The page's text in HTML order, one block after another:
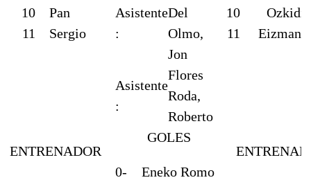
10
Pan
11
Sergio
Asistente
:
Del
Olmo,
Jon
Asistente
:
Flores
Roda,
Roberto
10
Ozkidi
11
ENTRENADOR
GOLES
0-
Eneko Romo